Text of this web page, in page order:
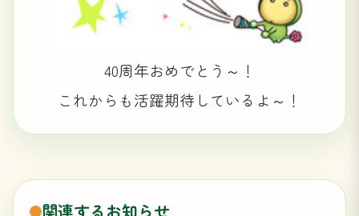
40周年おめでとう～！
これからも活躍期待しているよ～！
関連するお知らせ